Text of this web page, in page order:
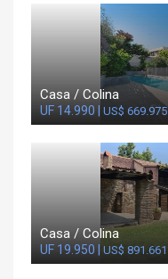
Casa / Colina
UF 14.990 | US$ 669.975
Casa / Colina
UF 19.950 | US$ 891.661